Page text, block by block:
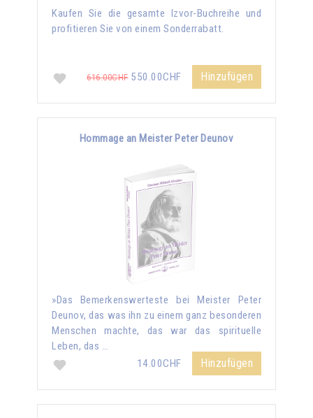
Kaufen Sie die gesamte Izvor-Buchreihe und
profitieren Sie von einem Sonderrabatt.
616.00CHF550.00CHF Hinzufügen
Hommage an Meister Peter Deunov
»Das Bemerkenswerteste bei Meister Peter
Deunov, das was ihn zu einem ganz besonderen
Menschen machte, das war das spirituelle
Leben, das …
14.00CHF
Hinzufügen